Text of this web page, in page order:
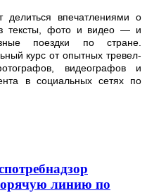
делиться впечатлениями о
тексты, фото и видео — и
поездки по стране.
курс от опытных тревел-
видеографов и
в социальных сетях по
линию по